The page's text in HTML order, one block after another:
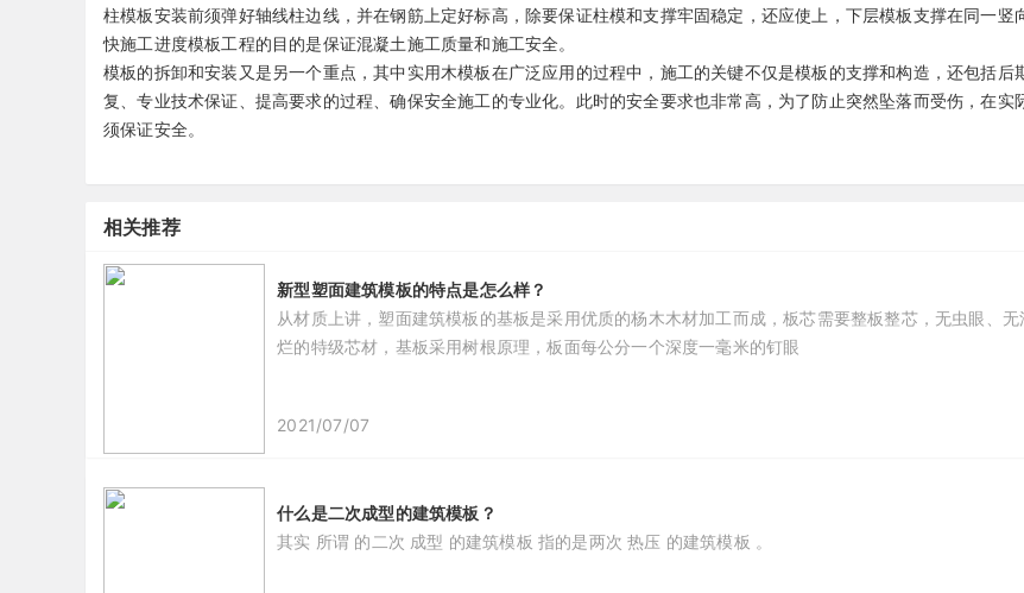
柱模板安装前须弹好轴线柱边线，并在钢筋上定好标高，除要保证柱模和支撑牢固稳定，还应使上，下层模板支撑在同一竖
快施工进度模板工程的目的是保证混凝土施工质量和施工安全。
模板的拆卸和安装又是另一个重点，其中实用木模板在广泛应用的过程中，施工的关键不仅是模板的支撑和构造，还包括后
复、专业技术保证、提高要求的过程、确保安全施工的专业化。此时的安全要求也非常高，为了防止突然坠落而受伤，在实
须保证安全。
相关推荐
新型塑面建筑模板的特点是怎么样？
从材质上讲，塑面建筑模板的基板是采用优质的杨木木材加工而成，板芯需要整板整芯，无虫眼、
烂的特级芯材，基板采用树根原理，板面每公分一个深度一毫米的钉眼
2021/07/07
什么是二次成型的建筑模板？
其实 所谓 的二次 成型 的建筑模板 指的是两次 热压 的建筑模板 。